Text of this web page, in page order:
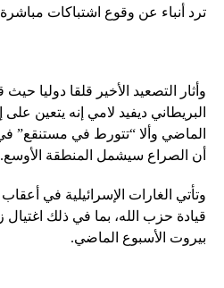
ترد أنباء عن وقوع اشتباكات
وأثار التصعيد الأخير قلقا دوليا
البريطاني ديفيد لامي إنه يتعين
الماضي وألا “تتورط في
أن الصراع سيشمل المنطقة الأوسع.
وتأتي الغارات الإسرائيلية في
قيادة حزب الله، بما في ذلك
بيروت الأسبوع الماضي.